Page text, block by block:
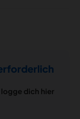
dich hier